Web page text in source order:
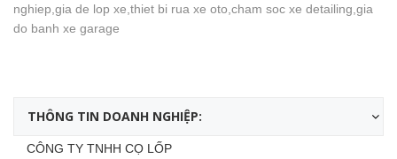
nghiep,gia de lop xe,thiet bi rua xe oto,cham soc xe detailing,gia
do banh xe garage
THÔNG TIN DOANH NGHIỆP:
CÔNG TY TNHH CỌ LỐP